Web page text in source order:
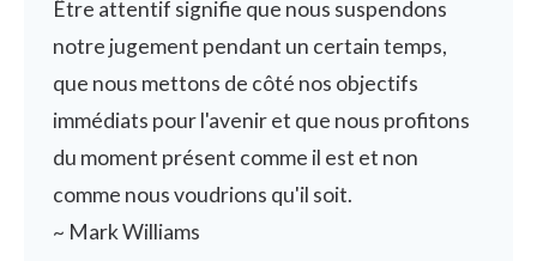
Être attentif signifie que nous suspendons
notre jugement pendant un certain temps,
que nous mettons de côté nos objectifs
immédiats pour l'avenir et que nous profitons
du moment présent comme il est et non
comme nous voudrions qu'il soit.
~ Mark Williams